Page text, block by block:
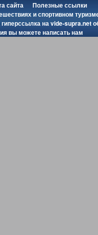
сайта
Полезные ссылки
и спортивном
наvide-supra.net
вы можетенаписать нам